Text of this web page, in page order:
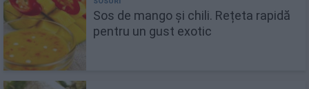
Sos de mango și chili. Rețeta rapidă
pentru un gust exotic